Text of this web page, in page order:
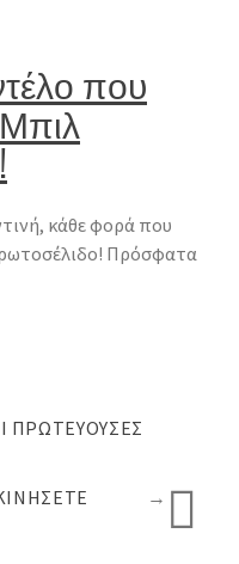
που
κάθε φορά που
Πρόσφατα
ΠΡΩΤΕΎΟΥΣΕΣ
→